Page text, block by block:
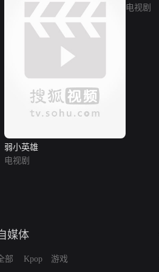
弱小英雄
电视剧
电视剧
媒体
部 Kpop 游戏